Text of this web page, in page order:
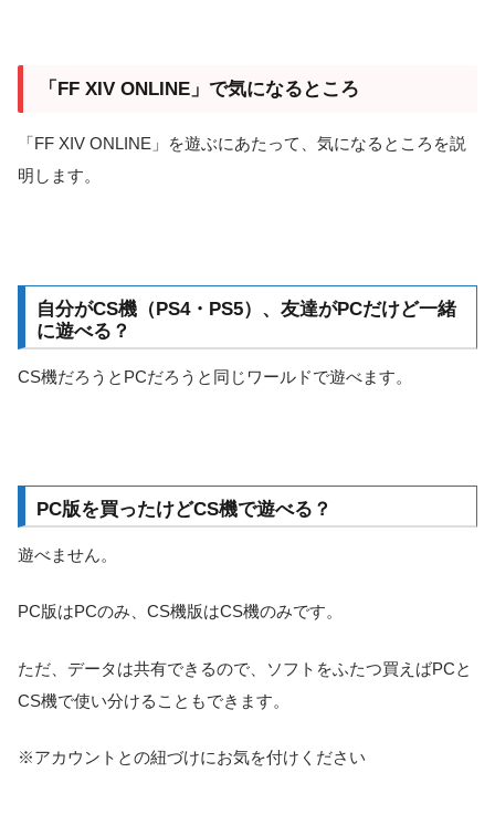
「FF XIV ONLINE」で気になるところ
「FF XIV ONLINE」を遊ぶにあたって、気になるところを説
明します。
自分がCS機（PS4・PS5）、友達がPCだけど一緒
に遊べる？
CS機だろうとPCだろうと同じワールドで遊べます。
PC版を買ったけどCS機で遊べる？
遊べません。
PC版はPCのみ、CS機版はCS機のみです。
ただ、データは共有できるので、ソフトをふたつ買えばPCと
CS機で使い分けることもできます。
※アカウントとの紐づけにお気を付けください